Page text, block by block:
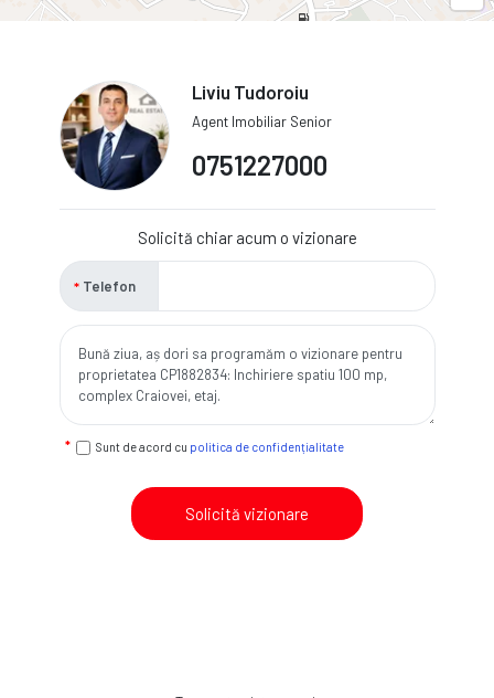
Liviu Tudoroiu
Agent Imobiliar Senior
0751227000
Solicită chiar acum o vizionare
Telefon
Sunt de acord cu politica de confidențialitate
Solicită vizionare